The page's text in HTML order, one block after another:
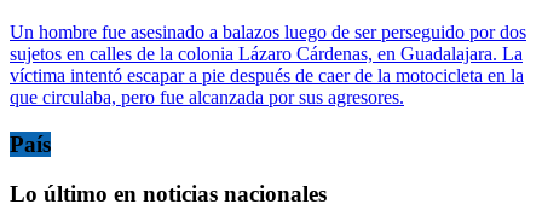
Un hombre fue asesinado a balazos luego de ser perseguido por dos
sujetos en calles de la colonia Lázaro Cárdenas, en Guadalajara. La
víctima intentó escapar a pie después de caer de la motocicleta en la
que circulaba, pero fue alcanzada por sus agresores.
País
Lo último en noticias nacionales